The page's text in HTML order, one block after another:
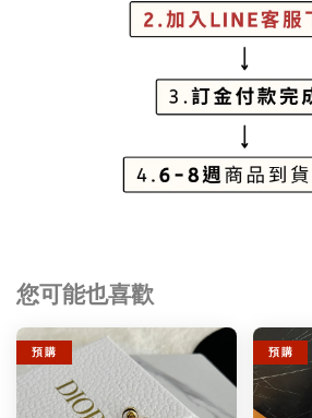
您可能也喜歡
預 購 預 購